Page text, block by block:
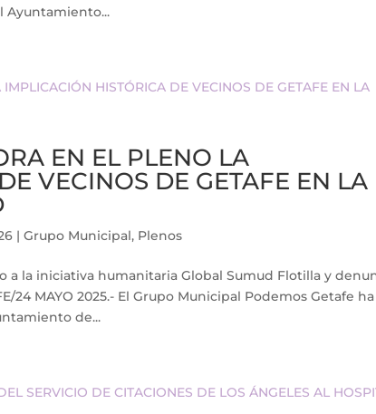
Ayuntamiento...
EN EL PLENO LA
VECINOS DE GETAFE EN LA
|Grupo Municipal, Plenos
a la iniciativa humanitaria Global Sumud Flotilla y
24 MAYO 2025.- El Grupo Municipal Podemos Getafe ha
de...